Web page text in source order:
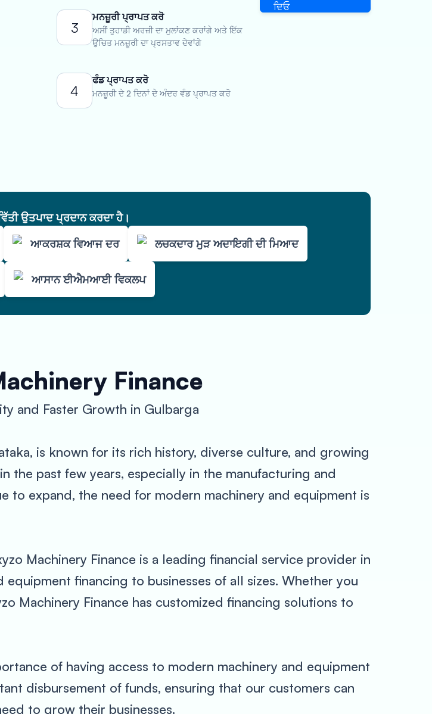
3
ਮਨਜ਼ੂਰੀ ਪ੍ਰਾਪਤ ਕਰੋ
ਅਸੀਂ ਤੁਹਾਡੀ ਅਰਜ਼ੀ ਦਾ ਮੁਲਾਂਕਣ ਕਰਾਂਗੇ ਅਤੇ ਇੱਕ
ਉਚਿਤ ਮਨਜ਼ੂਰੀ ਦਾ ਪ੍ਰਸਤਾਵ ਦੇਵਾਂਗੇ
4
ਫੰਡ ਪ੍ਰਾਪਤ ਕਰੋ
ਮਨਜ਼ੂਰੀ ਦੇ 2 ਦਿਨਾਂ ਦੇ ਅੰਦਰ ਵੰਡ ਪ੍ਰਾਪਤ ਕਰੋ
ਦਿਓ
ਉਤਪਾਦ ਪ੍ਰਦਾਨ ਕਰਦਾ ਹੈ।
ਆਕਰਸ਼ਕ ਵਿਆਜ ਦਰ ਲਚਕਦਾਰ ਮੁੜ ਅਦਾਇਗੀ ਦੀ ਮਿਆਦ
ਆਸਾਨ ਈਐਮਆਈ ਵਿਕਲਪ
Finance
and Faster Growth in Gulbarga
is known for its rich history, diverse culture, and growing
the past few years, especially in the manufacturing and
to expand, the need for modern machinery and equipment is
Machinery Finance is a leading financial service provider in
financing to businesses of all sizes. Whether you
Machinery Finance has customized financing solutions to
of having access to modern machinery and equipment
disbursement of funds, ensuring that our customers can
to grow their businesses.